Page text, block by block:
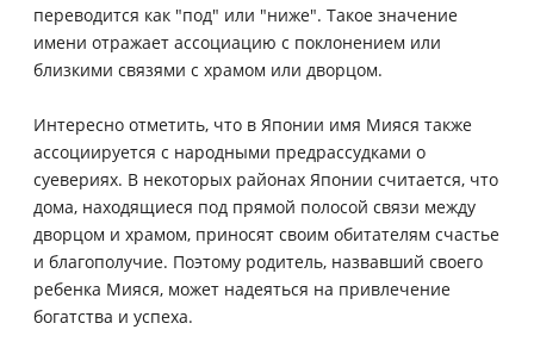
переводится как "под" или "ниже". Такое значение
имени отражает ассоциацию с поклонением или
близкими связями с храмом или дворцом.
Интересно отметить, что в Японии имя Мияся также
ассоциируется с народными предрассудками о
суевериях. В некоторых районах Японии считается, что
дома, находящиеся под прямой полосой связи между
дворцом и храмом, приносят своим обитателям счастье
и благополучие. Поэтому родитель, назвавший своего
ребенка Мияся, может надеяться на привлечение
богатства и успеха.